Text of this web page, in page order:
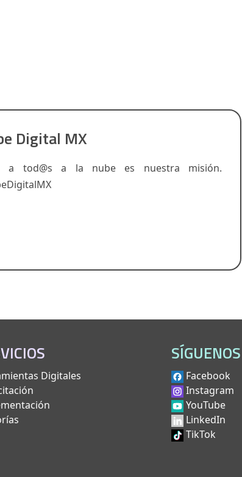
Digital MX
a tod@s a la nube es nuestra misión.
Digitales
SÍGUENOS
Facebook
Instagram
YouTube
LinkedIn
TikTok